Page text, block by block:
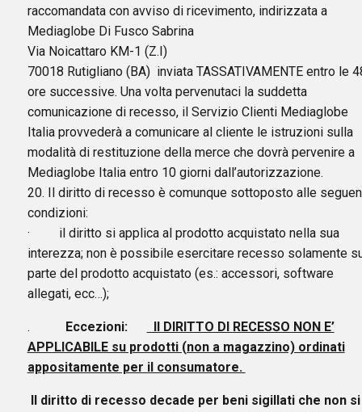
raccomandata con avviso di ricevimento, indirizzata a
Mediaglobe Di Fusco Sabrina
Via Noicattaro KM-1 (Z.I)
70018 Rutigliano (BA) inviata TASSATIVAMENTE entro le
ore successive. Una volta pervenutaci la suddetta
comunicazione di recesso, il Servizio Clienti Mediaglobe
Italia provvederà a comunicare al cliente le istruzioni sulla
modalità di restituzione della merce che dovrà pervenire a
Mediaglobe Italia entro 10 giorni dall’autorizzazione.
20. Il diritto di recesso è comunque sottoposto alle
condizioni:
· il diritto si applica al prodotto acquistato nella sua
interezza; non è possibile esercitare recesso solamente
parte del prodotto acquistato (es.: accessori, software
allegati, ecc…);
. Eccezioni:
Il DIRITTO DI RECESSO NON E’
APPLICABILE su prodotti (non a magazzino) ordinati
appositamente per il consumatore.
Il diritto di recesso decade per beni sigillati che non si